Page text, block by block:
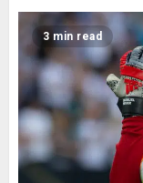
3 min read